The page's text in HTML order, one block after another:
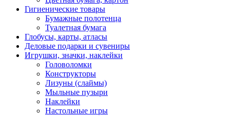
Гигиенические товары
Бумажные полотенца
Туалетная бумага
Глобусы, карты, атласы
Деловые подарки и сувениры
Игрушки, значки, наклейки
Головоломки
Конструкторы
Лизуны (слаймы)
Мыльные пузыри
Наклейки
Настольные игры